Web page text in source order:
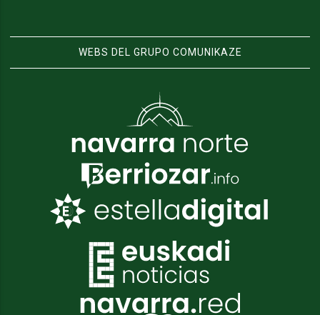
WEBS DEL GRUPO COMUNIKAZE